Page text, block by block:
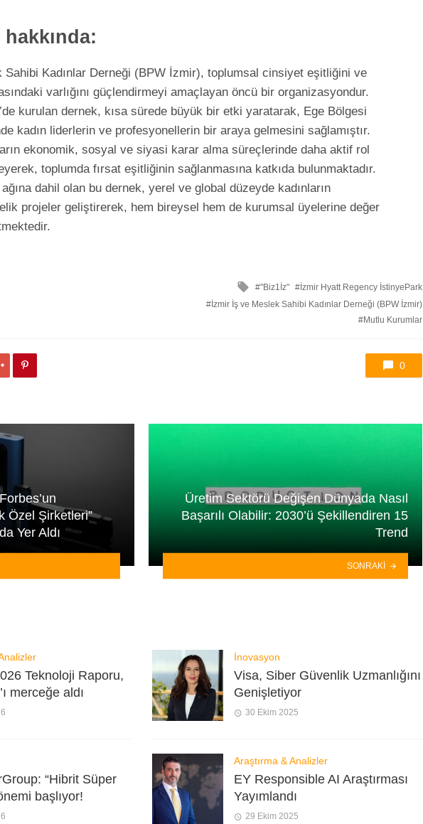
Kadınlar Derneği (BPW İzmir), toplumsal cinsiyet eşitliğini ve
varlığını güçlendirmeyi amaçlayan öncü bir organizasyondur.
kurulan dernek, kısa sürede büyük bir etki yaratarak, Ege Bölgesi
kadın liderlerin ve profesyonellerin bir araya gelmesini sağlamıştır.
ekonomik, sosyal ve siyasi karar alma süreçlerinde daha aktif rol
toplumda fırsat eşitliğinin sağlanmasına katkıda bulunmaktadır.
dahil olan bu dernek, yerel ve global düzeyde kadınların
projeler geliştirerek, hem bireysel hem de kurumsal üyelerine değer
ile
etkilendi
"Biz1İz"
İzmir Hyatt Regency İstinyePark
İzmir İş ve Meslek Sahibi Kadınlar Derneği (BPW İzmir)
Mutlu Kurumlar
0
Özel Şirketleri”
Yer Aldı
Üretim Sektörü Değişen Dünyada Nasıl
Başarılı Olabilir: 2030’ü Şekillendiren 15
Trend
SONRAKI
Teknoloji Raporu,
merceğe aldı
“Hibrit Süper
başlıyor!
İnovasyon
Visa, Siber Güvenlik Uzmanlığını
Genişletiyor
30 Ekim 2025
Araştırma & Analizler
EY Responsible AI Araştırması
Yayımlandı
29 Ekim 2025